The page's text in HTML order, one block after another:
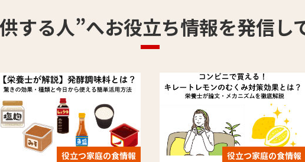
する人”へお役立ち情報を発信し
役立つ家庭の食情報 役立つ家庭の食情報